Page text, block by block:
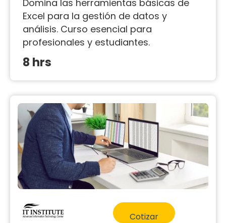
Domina las herramientas básicas de
Excel para la gestión de datos y
análisis. Curso esencial para
profesionales y estudiantes.
8 hrs
Cotizar